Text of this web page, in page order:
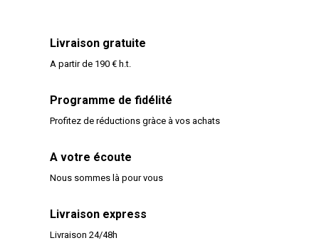
Livraison gratuite
A partir de 190 € h.t.
Programme de fidélité
Profitez de réductions gràce à vos achats
A votre écoute
Nous sommes là pour vous
Livraison express
Livraison 24/48h